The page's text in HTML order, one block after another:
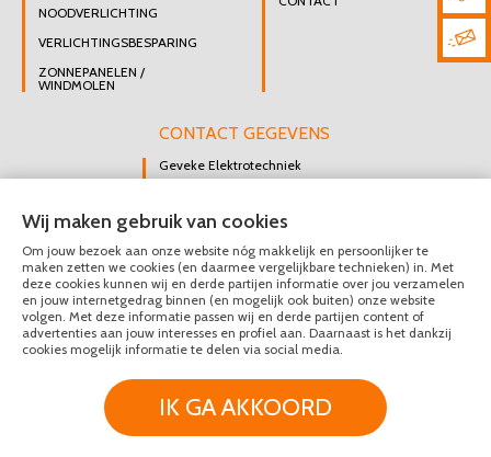
NOODVERLICHTING
VERLICHTINGSBESPARING
ZONNEPANELEN /
WINDMOLEN
CONTACT GEGEVENS
Geveke Elektrotechniek
3112 GK Schiedam
DIRECT CONTACT
OPNEMEN
010 426 8447
MAIL ONS
© Geveke Elektrotechniek 2020 - 2026
Algemene Voorwaarden
Wij maken gebruik van cookies
Om jouw bezoek aan onze website nóg makkelijk en persoonlijker te
maken zetten we cookies (en daarmee vergelijkbare technieken) in. Met
deze cookies kunnen wij en derde partijen informatie over jou verzamelen
en jouw internetgedrag binnen (en mogelijk ook buiten) onze website
volgen. Met deze informatie passen wij en derde partijen content of
advertenties aan jouw interesses en profiel aan. Daarnaast is het dankzij
cookies mogelijk informatie te delen via social media.
IK GA AKKOORD